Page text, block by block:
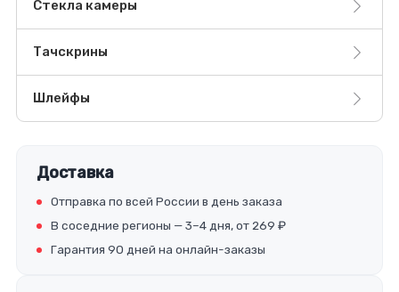
Стекла камеры
Тачскрины
Шлейфы
Доставка
Отправка по всей России в день заказа
В соседние регионы — 3–4 дня, от 269 ₽
Гарантия 90 дней на онлайн-заказы